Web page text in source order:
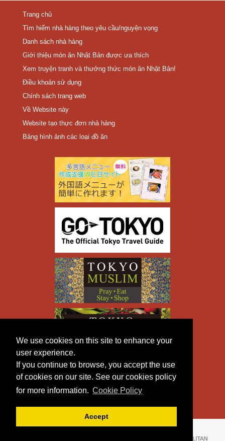
We use cookies on this site to enhance your
user experience.
If you continue to browse, you accept the use
of cookies on our site. See our cookies policy
for more information. Cookie Policy
Accept
Trang chủ
Tìm hiếm nhà hàng theo yêu cầu/nguyện vọng
Danh sách nhà hàng
Giới thiệu món ăn Nhật Bản được ưa thích
Xem truyện tranh và thưởng thức món ăn Nhật Bản!
Điều khoản sử dụng
Chính sách trang web
Về Website này
Website tạo thực đơn nhà hàng
Bảng hình ảnh các loại đồ ăn